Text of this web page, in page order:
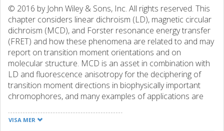
© 2016 by John Wiley & Sons, Inc. All rights reserved. This
chapter considers linear dichroism (LD), magnetic circular
dichroism (MCD), and Forster resonance energy transfer
(FRET) and how these phenomena are related to and may
report on transition moment orientations and on
molecular structure. MCD is an asset in combination with
LD and fluorescence anisotropy for the deciphering of
transition moment directions in biophysically important
chromophores, and many examples of applications are
the absorption anisotropy (linear dichroism) for emission
VISA MER